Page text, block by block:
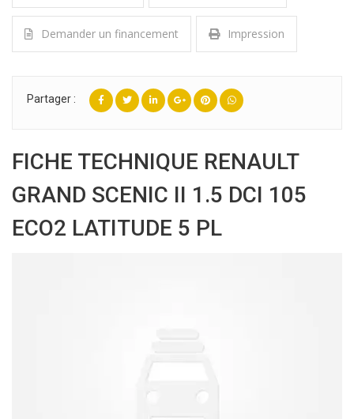
Demander un financement Impression
Partager :
FICHE TECHNIQUE RENAULT
GRAND SCENIC II 1.5 DCI 105
ECO2 LATITUDE 5 PL